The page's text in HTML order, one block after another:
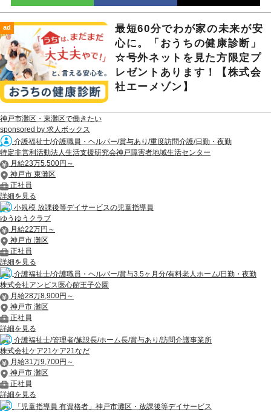
ad
最短60分でわが家の未来が安
心に。「おうちの健康診断」
☆号外ネットを見た方限定プ
レゼントあります！【株式会
社エーメゾン】
神戸市灘区・東灘区で働きたい
sponsored by 求人ボックス
介護福祉士/介護職員・ヘルパー/賞与あり/重度訪問介護/日勤・夜勤
特定非営利活動法人生活支援研究会神戸障害者地域生活センター
月給23万5,500円～
神戸市 東灘区
正社員
詳細を見る
小規模 放課後等デイサービスの児童指導員
ゆうゆうクラブ
月給22万円～
神戸市 灘区
正社員
詳細を見る
介護福祉士/介護職員・ヘルパー/賞与3.5ヶ月分/有料老人ホーム/日勤・夜勤
株式会社アンビス医心館王子公園
月給28万8,900円～
神戸市 灘区
正社員
詳細を見る
介護福祉士/管理者/施設長/ホーム長/賞与あり/訪問介護事業所
株式会社ケア21ケア21なだ
月給31万9,700円～
神戸市 灘区
正社員
詳細を見る
「児童指導員 有資格者」神戸市灘区・放課後等デイサービス